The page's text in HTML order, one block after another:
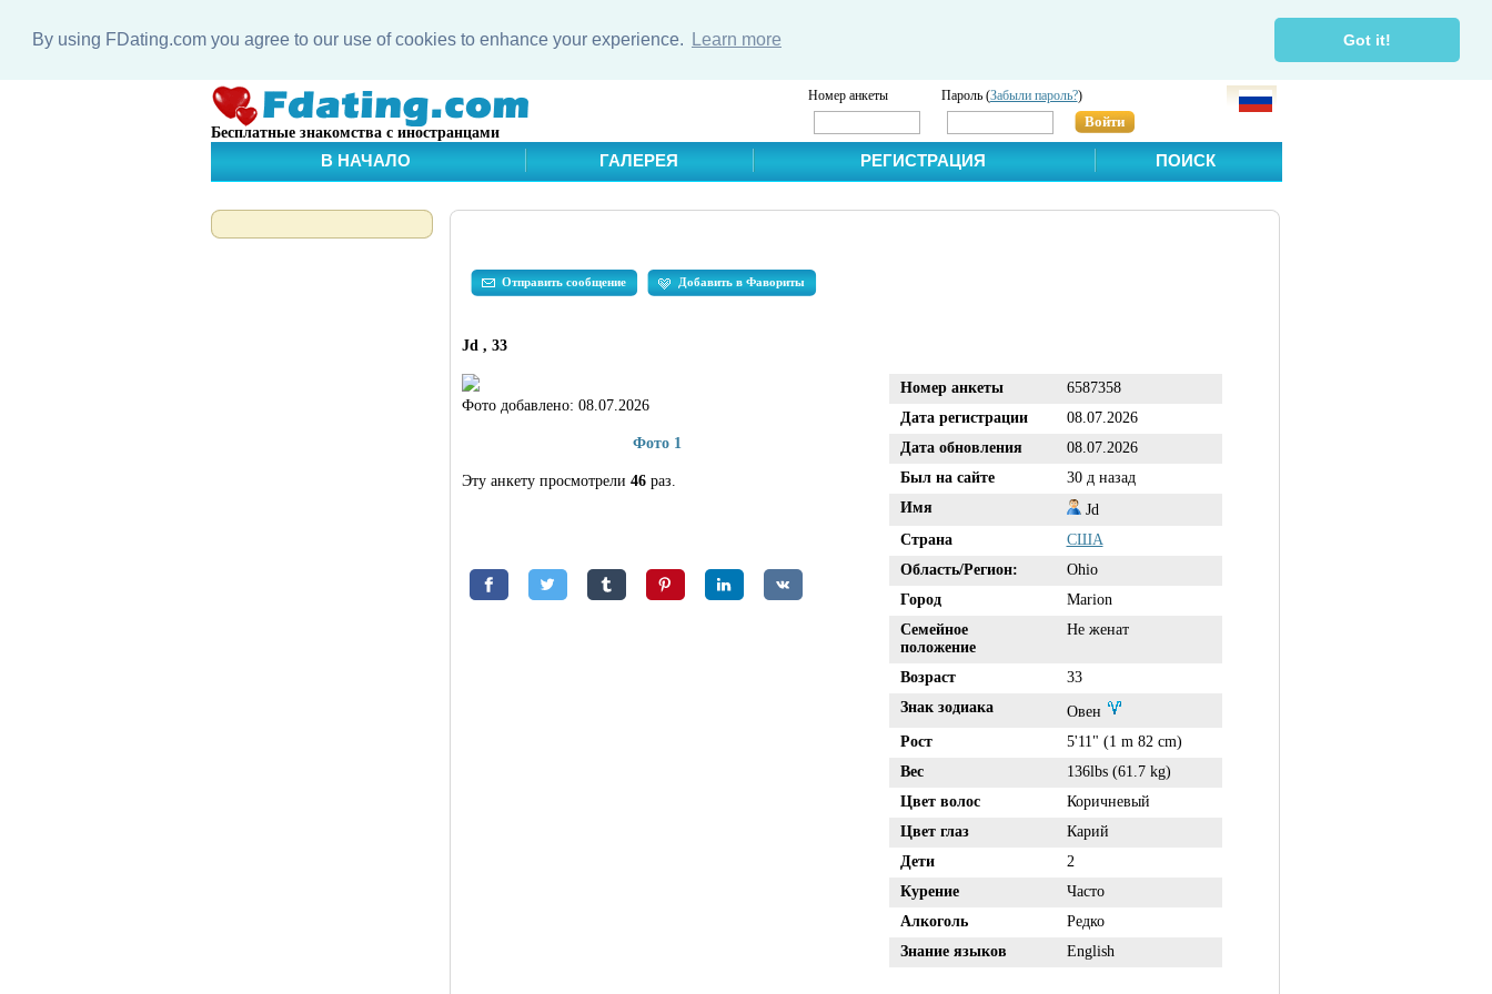
By using FDating.com you agree to our use of cookies to enhance your experience. Learn more Got it!
Бесплатные знакомства с иностранцами
Номер анкеты Пароль (Забыли пароль?)
Войти
В НАЧАЛО ГАЛЕРЕЯ РЕГИСТРАЦИЯ ПОИСК
Отправить сообщение Добавить в Фавориты
Jd , 33
Фото добавлено: 08.07.2026
Фото 1
Эту анкету просмотрели 46раз.
Номер анкеты
6587358
Дата регистрации
08.07.2026
Дата обновления
08.07.2026
Был на сайте
30 д назад
Имя
Jd
Страна
США
Область/Регион:
Ohio
Город
Marion
Семейное
положение
Не женат
Возраст
33
Знак зодиака
Овен
Рост
5'11" (1 m 82 cm)
Вес
136lbs (61.7 kg)
Цвет волос
Коричневый
Цвет глаз
Карий
Дети
2
Курение
Часто
Алкоголь
Редко
Знание языков
English